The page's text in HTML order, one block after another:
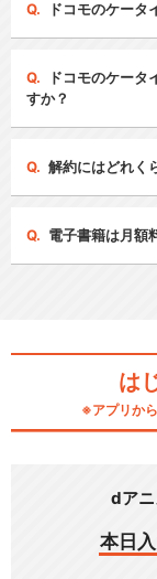
ドコモのケータ
ドコモのケータ
すか？
解約にはどれく
電子書籍は月額
は
※アプリか
dア
本日